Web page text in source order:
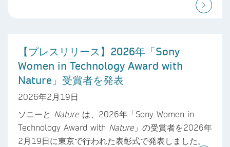
【プレスリリース】2026年「Sony
Women in Technology Award with
Nature」受賞者を発表
2026年2月19日
ソニーと Natureは、2026年「Sony Women in
Technology Award with Nature」の受賞者を2026年
2月19日に東京で行われた表彰式で発表しました。